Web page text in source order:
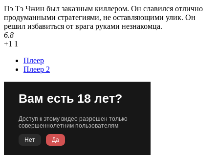
Пэ Тэ Чжин был заказным киллером. Он славился отлично
продуманными стратегиями, не оставляющими улик. Он
решил избавиться от врага руками незнакомца.
6.8
+1 1
Плеер
Плеер 2